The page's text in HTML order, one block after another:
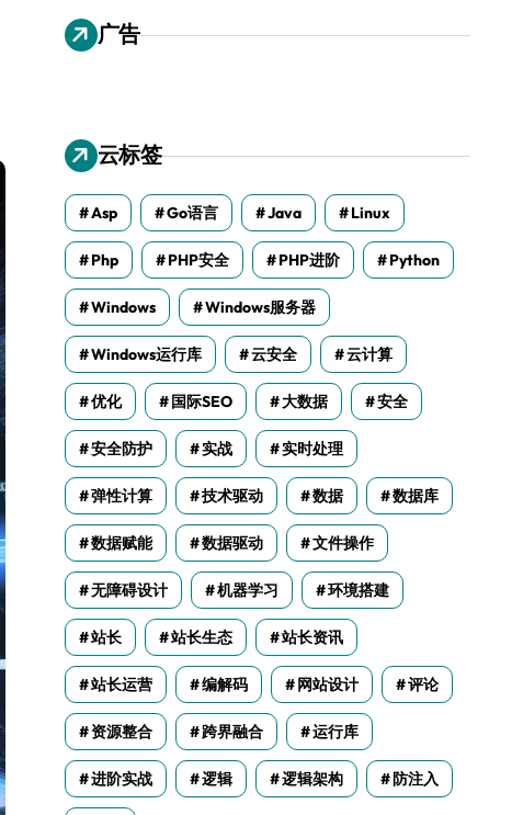
广告
云标签
Asp Go语言 Java Linux
Php PHP安全 PHP进阶 Python
Windows Windows服务器
Windows运行库 云安全 云计算
优化 国际SEO 大数据 安全
安全防护 实战 实时处理
弹性计算 技术驱动 数据 数据库
数据赋能 数据驱动 文件操作
无障碍设计 机器学习 环境搭建
站长 站长生态 站长资讯
站长运营 编解码 网站设计 评论
资源整合 跨界融合 运行库
进阶实战 逻辑 逻辑架构 防注入